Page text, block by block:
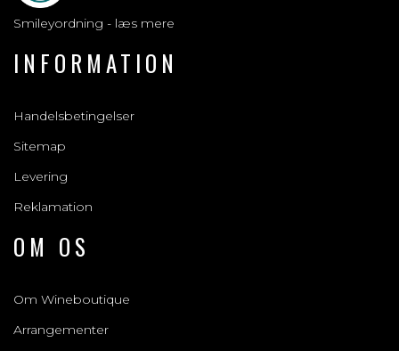
Smileyordning - læs mere
INFORMATION
Handelsbetingelser
Sitemap
Levering
Reklamation
OM OS
Om Wineboutique
Arrangementer